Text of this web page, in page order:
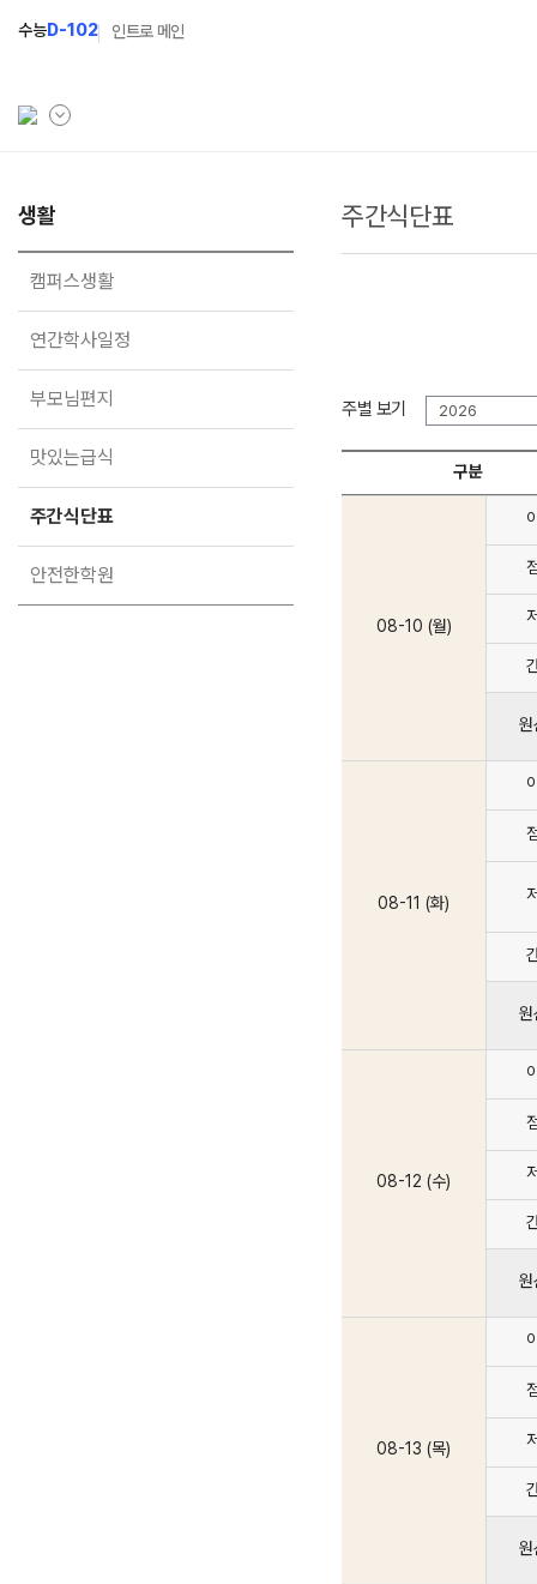
수능D-102 인트로 메인
학원소개
학원안내
기숙학원연혁
학원시설
사이버투어
교육 생활 환경
오시는길
공지사항
재원생 혜택
입학안내
2027 반수반
2027 N수 정규반
장학제도
방문상담 예약
생활
캠퍼스생활
연간학사일정
부모님편지
맛있는급식
주간식단표
안전한학원
주간식단표
주별 보기 2026
구분
08-10 (월)
원
08-11 (화)
원
08-12 (수)
원
08-13 (목)
원